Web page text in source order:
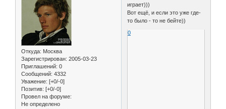
Откуда: Москва
Зарегистрирован: 2005-03-23
Приглашений: 0
Сообщений: 4332
Уважение: [+0/-0]
Позитив: [+0/-0]
Провел на форуме:
Не определено
играет)))
Вот ещё, и если это уже где-
то было - то не бейте))
0